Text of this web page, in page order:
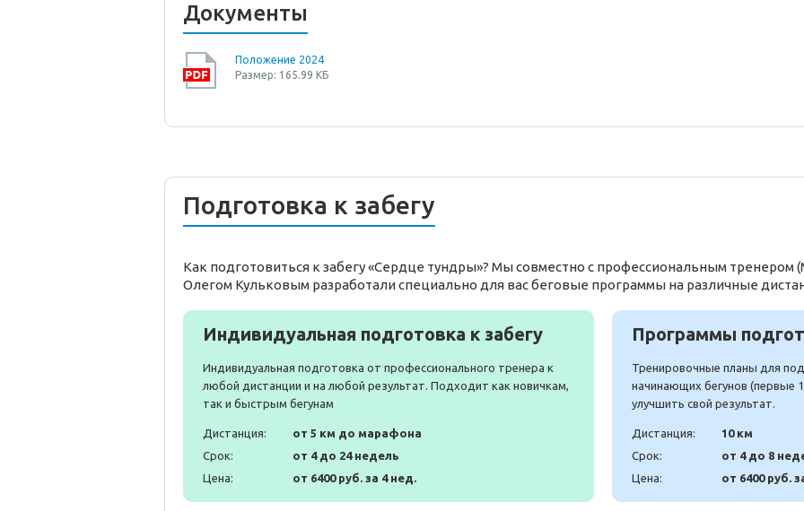
Документы
Положение 2024
Размер: 165.99 КБ
Подготовка к забегу
Как подготовиться к забегу «Сердце тундры»? Мы совместно с профессиональным тренером
Олегом Кульковым разработали специально для вас беговые программы на различные
Индивидуальная подготовка к забегу
Индивидуальная подготовка от профессионального тренера к
любой дистанции и на любой результат. Подходит как новичкам,
так и быстрым бегунам
Дистанция:
от 5 км до марафона
Срок:
от 4 до 24 недель
Цена:
от 6400 руб. за 4 нед.
Программы
Тренировочные планы для
начинающих бегунов (первые
улучшить свой результат.
Дистанция:
10 км
Срок:
от 4 до 8
Цена:
от 6400 руб.